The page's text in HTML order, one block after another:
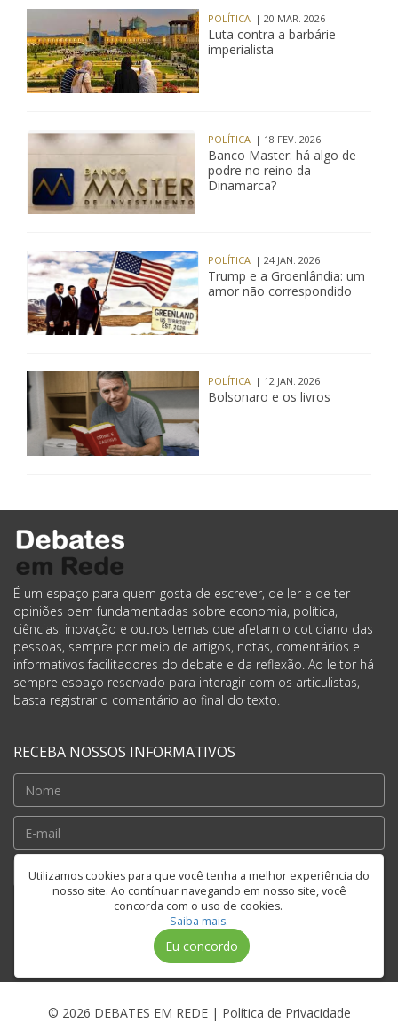
POLÍTICA | 20 MAR. 2026
Luta contra a barbárie
imperialista
POLÍTICA | 18 FEV. 2026
Banco Master: há algo de
podre no reino da
Dinamarca?
POLÍTICA | 24 JAN. 2026
Trump e a Groenlândia: um
amor não correspondido
POLÍTICA | 12 JAN. 2026
Bolsonaro e os livros
Utilizamos cookies para que você tenha a melhor experiência do
nosso site. Ao contínuar navegando em nosso site, você
concorda com o uso de cookies.
Saiba mais.
Eu concordo
É um espaço para quem gosta de escrever, de ler e de ter
opiniões bem fundamentadas sobre economia, política,
ciências, inovação e outros temas que afetam o cotidiano das
pessoas, sempre por meio de artigos, notas, comentários e
informativos facilitadores do debate e da reflexão. Ao leitor há
sempre espaço reservado para interagir com os articulistas,
basta registrar o comentário ao final do texto.
RECEBA NOSSOS INFORMATIVOS
Cadastrar
© 2026 DEBATES EM REDE | Política de Privacidade